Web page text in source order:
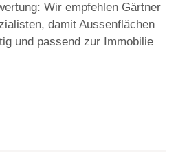
Wir empfehlen Gärtner
damit Aussenflächen
und passend zur Immobilie